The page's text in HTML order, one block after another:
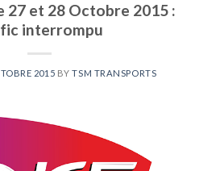
27 et 28 Octobre 2015 :
interrompu
2015 BYTSM TRANSPORTS